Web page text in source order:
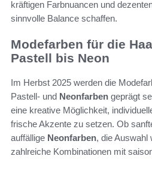
kräftigen Farbnuancen und
sinnvolle Balance schaffen.
Modefarben für die
Pastell bis Neon
Im Herbst 2025 werden die
Pastell- und Neonfarben geprägt
eine kreative Möglichkeit,
frische Akzente zu setzen. Ob
auffällige Neonfarben, die Auswahl
zahlreiche Kombinationen mit